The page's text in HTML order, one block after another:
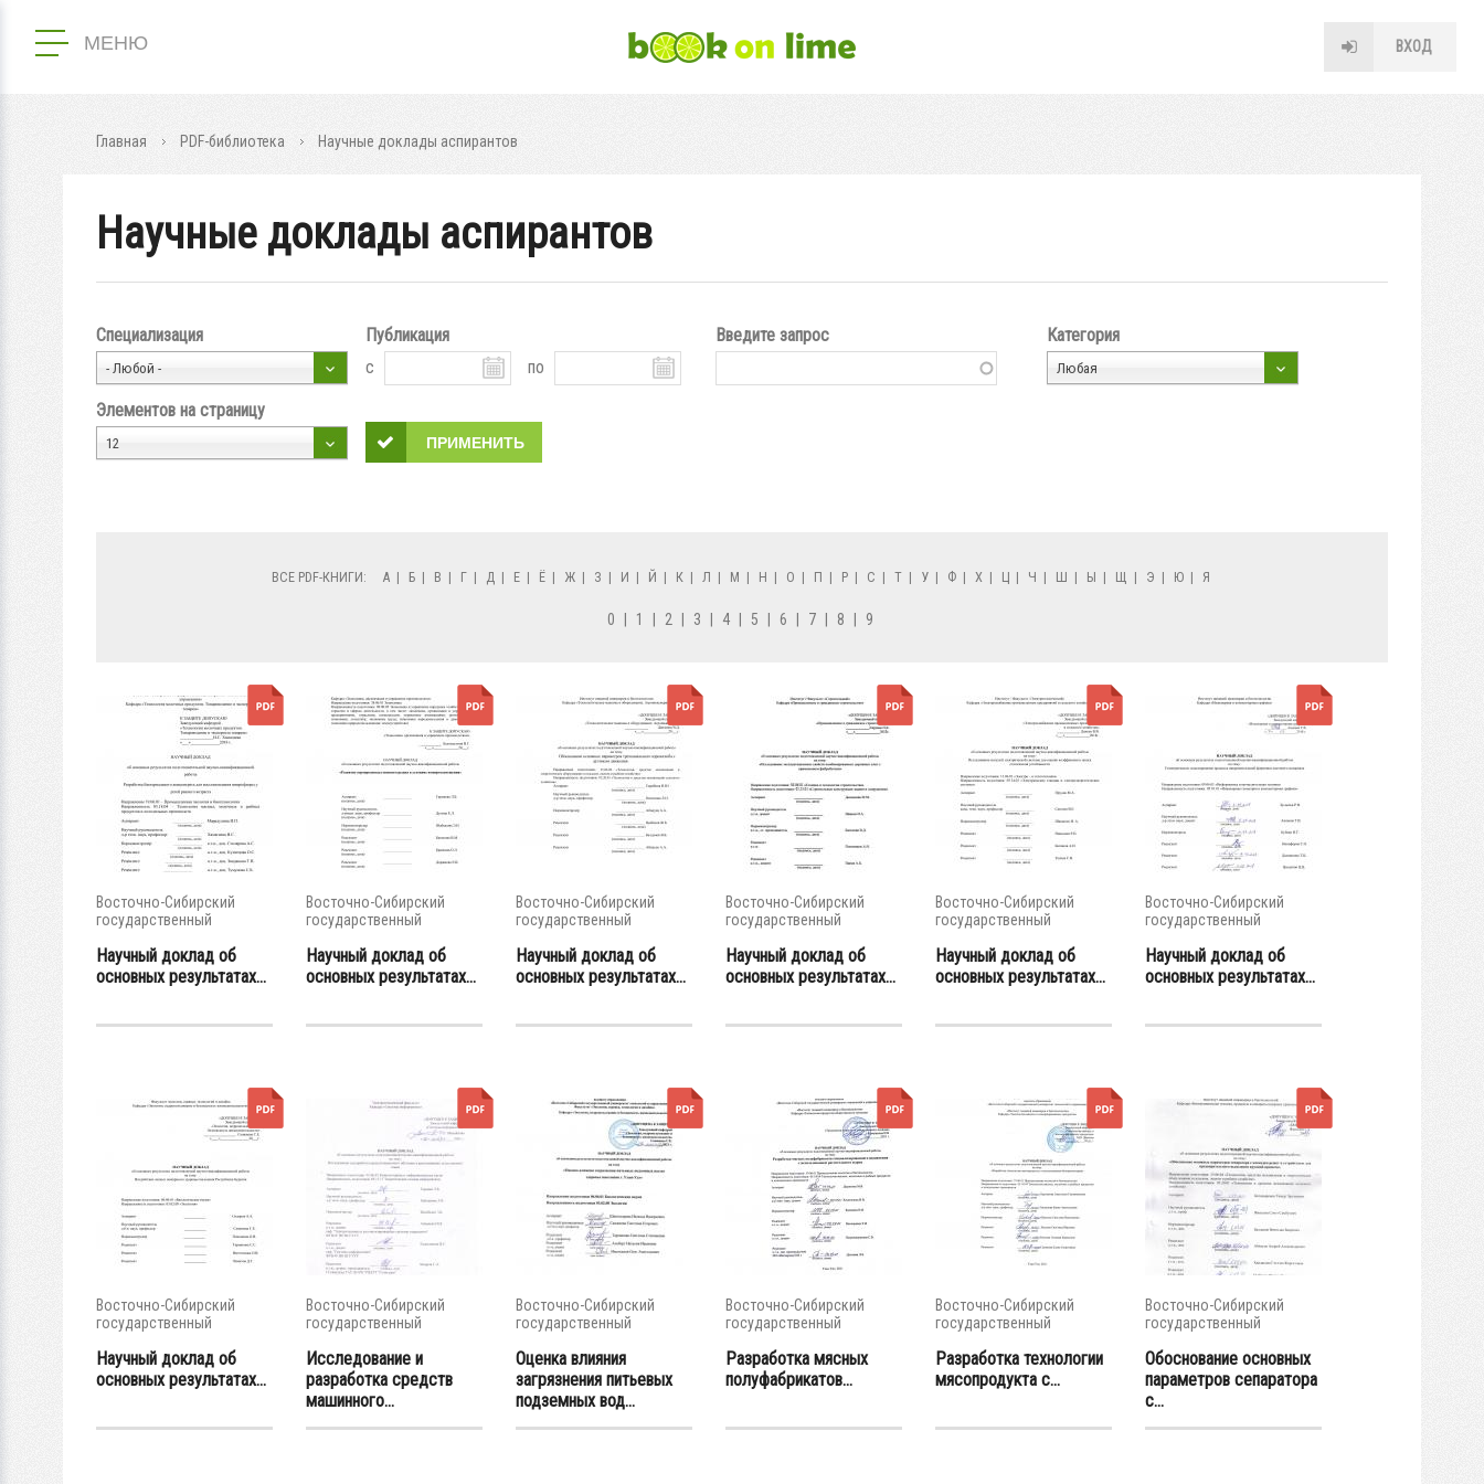
МЕНЮ ВХОД
Главная PDF-библиотека Научные доклады аспирантов
Научные доклады аспирантов
Специализация
- Любой -
Публикация
с
по
Введите запрос Категория
Любая
Элементов на страницу
12
ВСЕ PDF-КНИГИ: А | Б | В | Г | Д | Е | Ё | Ж | З | И | Й | К | Л | М | Н | О | П | Р | С | Т | У | Ф | Х | Ц | Ч | Ш | Ы | Щ | Э | Ю | Я
0 1 2 3 4 5 6 7 8 9
Восточно-Сибирский
государственный
Научный доклад об
основных результатах...
Восточно-Сибирский
государственный
Научный доклад об
основных результатах...
Восточно-Сибирский
государственный
Научный доклад об
основных результатах...
Восточно-Сибирский
государственный
Научный доклад об
основных результатах...
Восточно-Сибирский
государственный
Научный доклад об
основных результатах...
Восточно-Сибирский
государственный
Научный доклад об
основных результатах...
Восточно-Сибирский
государственный
Научный доклад об
основных результатах...
Восточно-Сибирский
государственный
Исследование и
разработка средств
машинного...
Восточно-Сибирский
государственный
Оценка влияния
загрязнения питьевых
подземных вод...
Восточно-Сибирский
государственный
Разработка мясных
полуфабрикатов...
Восточно-Сибирский
государственный
Разработка технологии
мясопродукта с...
Восточно-Сибирский
государственный
Обоснование основных
параметров сепаратора
с...